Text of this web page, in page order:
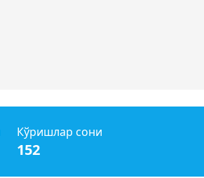
Кўришлар сони
152